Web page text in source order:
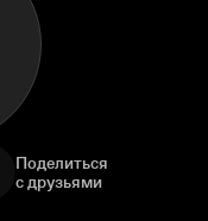
Поделиться
с друзьями